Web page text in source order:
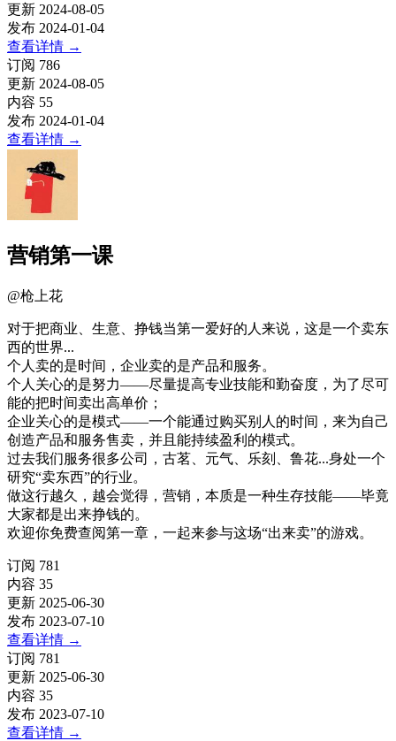
更新 2024-08-05
发布 2024-01-04
查看详情 →
订阅 786
更新 2024-08-05
内容 55
发布 2024-01-04
查看详情 →
营销第一课
@枪上花
对于把商业、生意、挣钱当第一爱好的人来说，这是一个卖东
西的世界...
个人卖的是时间，企业卖的是产品和服务。
个人关心的是努力——尽量提高专业技能和勤奋度，为了尽可
能的把时间卖出高单价；
企业关心的是模式——一个能通过购买别人的时间，来为自己
创造产品和服务售卖，并且能持续盈利的模式。
过去我们服务很多公司，古茗、元气、乐刻、鲁花...身处一个
研究“卖东西”的行业。
做这行越久，越会觉得，营销，本质是一种生存技能——毕竟
大家都是出来挣钱的。
欢迎你免费查阅第一章，一起来参与这场“出来卖”的游戏。
订阅 781
内容 35
更新 2025-06-30
发布 2023-07-10
查看详情 →
订阅 781
更新 2025-06-30
内容 35
发布 2023-07-10
查看详情 →